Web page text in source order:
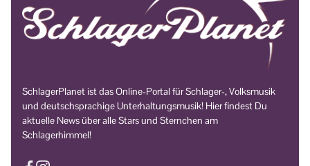
SchlagerPlanet ist das Online-Portal für Schlager-, Volksmusik
und deutschsprachige Unterhaltungsmusik! Hier findest Du
aktuelle News über alle Stars und Sternchen am
Schlagerhimmel!